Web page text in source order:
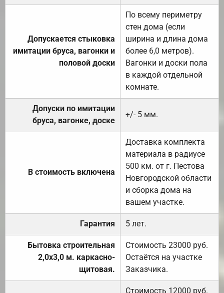
Допускается стыковка
имитации бруса, вагонки и
половой доски
По всему периметру
стен дома (если
ширина и длина дома
более 6,0 метров).
Вагонки и доски пола
в каждой отдельной
комнате.
Допуски по имитации
бруса, вагонке, доске
+/- 5 мм.
В стоимость включена
Доставка комплекта
материала в радиусе
500 км. от г. Пестова
Новгородской области
и сборка дома на
вашем участке.
Гарантия 5 лет.
Бытовка строительная
2,0х3,0 м. каркасно-
щитовая.
Стоимость 23000 руб.
Остаётся на участке
Заказчика.
Стоимость 12000 руб.